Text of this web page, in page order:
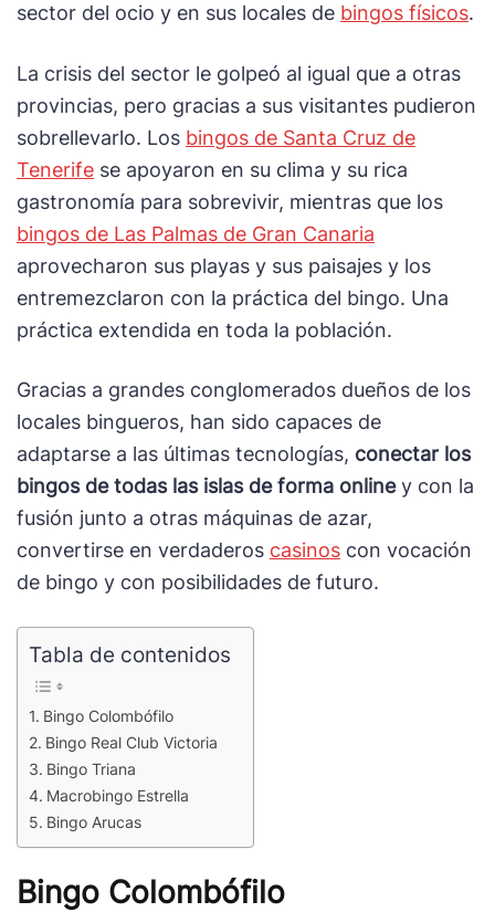
sector del ocio y en sus locales de bingos físicos.
La crisis del sector le golpeó al igual que a otras
provincias, pero gracias a sus visitantes pudieron
sobrellevarlo. Los bingos de Santa Cruz de
Tenerife se apoyaron en su clima y su rica
gastronomía para sobrevivir, mientras que los
bingos de Las Palmas de Gran Canaria
aprovecharon sus playas y sus paisajes y los
entremezclaron con la práctica del bingo. Una
práctica extendida en toda la población.
Gracias a grandes conglomerados dueños de los
locales bingueros, han sido capaces de
adaptarse a las últimas tecnologías, conectar los
bingos de todas las islas de forma onliney con la
fusión junto a otras máquinas de azar,
convertirse en verdaderos casinos con vocación
de bingo y con posibilidades de futuro.
Tabla de contenidos
Bingo Colombófilo
Bingo Real Club Victoria
Bingo Triana
Macrobingo Estrella
Bingo Arucas
Bingo Colombófilo